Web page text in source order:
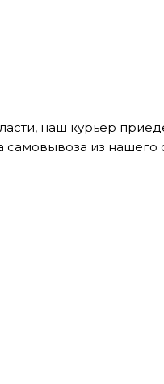
наш курьер
самовывоза из